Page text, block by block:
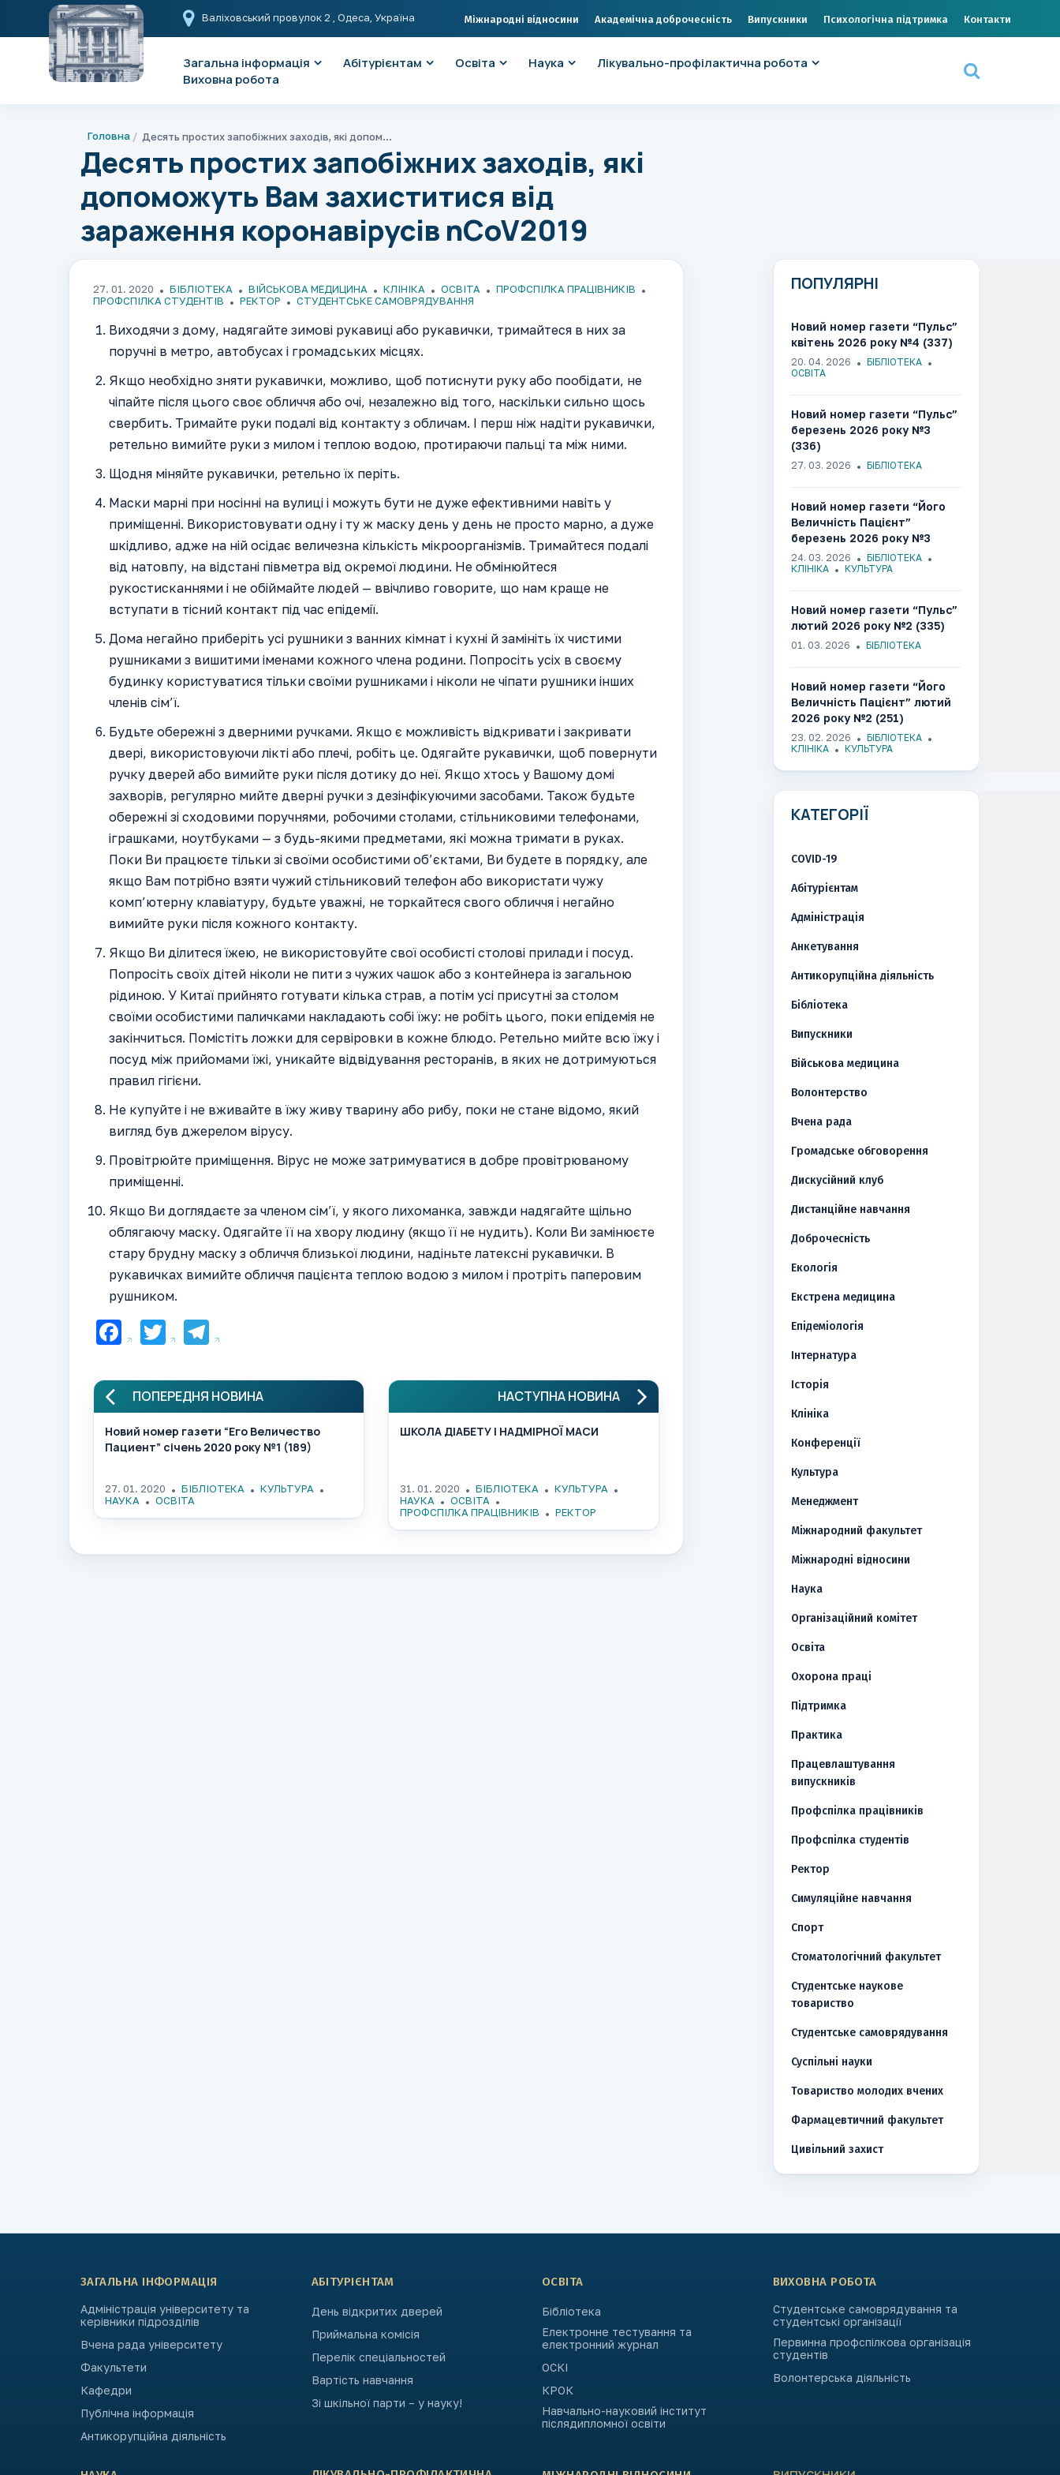
Валіховський провулок 2 , Одеса, Україна Міжнародні відносини Академічна доброчесність Випускники Психологічна підтримка Контакти
Загальна інформація Абітурієнтам Освіта Наука
Лікувально-профілактична робота
Виховна робота
Головна Десять простих запобіжних заходів, які допоможуть Вам захиститися від зараження коронавірусів nCoV2019
Десять простих запобіжних заходів, які
допоможуть Вам захиститися від
зараження коронавірусів nCoV2019
27. 01. 2020 БІБЛІОТЕКА ВІЙСЬКОВА МЕДИЦИНА КЛІНІКА ОСВІТА
ПРОФСПІЛКА ПРАЦІВНИКІВ
ПРОФСПІЛКА СТУДЕНТІВ
РЕКТОР СТУДЕНТСЬКЕ САМОВРЯДУВАННЯ
Виходячи з дому, надягайте зимові рукавиці або рукавички, тримайтеся в них за
поручні в метро, автобусах і громадських місцях.
Якщо необхідно зняти рукавички, можливо, щоб потиснути руку або пообідати, не
чіпайте після цього своє обличчя або очі, незалежно від того, наскільки сильно щось
свербить. Тримайте руки подалі від контакту з обличам. І перш ніж надіти рукавички,
ретельно вимийте руки з милом і теплою водою, протираючи пальці та між ними.
Щодня міняйте рукавички, ретельно їх періть.
Маски марні при носінні на вулиці і можуть бути не дуже ефективними навіть у
приміщенні. Використовувати одну і ту ж маску день у день не просто марно, а дуже
шкідливо, адже на ній осідає величезна кількість мікроорганізмів. Тримайтеся подалі
від натовпу, на відстані півметра від окремої людини. Не обмінюйтеся
рукостисканнями і не обіймайте людей — ввічливо говорите, що нам краще не
вступати в тісний контакт під час епідемії.
Дома негайно приберіть усі рушники з ванних кімнат і кухні й замініть їх чистими
рушниками з вишитими іменами кожного члена родини. Попросіть усіх в своєму
будинку користуватися тільки своїми рушниками і ніколи не чіпати рушники інших
членів сім’ї.
Будьте обережні з дверними ручками. Якщо є можливість відкривати і закривати
двері, використовуючи лікті або плечі, робіть це. Одягайте рукавички, щоб повернути
ручку дверей або вимийте руки після дотику до неї. Якщо хтось у Вашому домі
захворів, регулярно мийте дверні ручки з дезінфікуючими засобами. Також будьте
обережні зі сходовими поручнями, робочими столами, стільниковими телефонами,
іграшками, ноутбуками — з будь-якими предметами, які можна тримати в руках.
Поки Ви працюєте тільки зі своїми особистими об’єктами, Ви будете в порядку, але
якщо Вам потрібно взяти чужий стільниковий телефон або використати чужу
комп’ютерну клавіатуру, будьте уважні, не торкайтеся свого обличчя і негайно
вимийте руки після кожного контакту.
Якщо Ви ділитеся їжею, не використовуйте свої особисті столові прилади і посуд.
Попросіть своїх дітей ніколи не пити з чужих чашок або з контейнера із загальною
рідиною. У Китаї прийнято готувати кілька страв, а потім усі присутні за столом
своїми особистими паличками накладають собі їжу: не робіть цього, поки епідемія не
закінчиться. Помістіть ложки для сервіровки в кожне блюдо. Ретельно мийте всю їжу і
посуд між прийомами їжі, уникайте відвідування ресторанів, в яких не дотримуються
правил гігієни.
Не купуйте і не вживайте в їжу живу тварину або рибу, поки не стане відомо, який
вигляд був джерелом вірусу.
Провітрюйте приміщення. Вірус не може затримуватися в добре провітрюваному
приміщенні.
Якщо Ви доглядаєте за членом сім’ї, у якого лихоманка, завжди надягайте щільно
облягаючу маску. Одягайте її на хвору людину (якщо її не нудить). Коли Ви замінюєте
стару брудну маску з обличчя близької людини, надіньте латексні рукавички. В
рукавичках вимийте обличчя пацієнта теплою водою з милом і протріть паперовим
рушником.
Facebook
TwitterTelegram
ПОПЕРЕДНЯ НОВИНА
Новий номер газети “Его Величество
Пациент” січень 2020 року №1 (189)
27. 01. 2020 БІБЛІОТЕКА
КУЛЬТУРА
НАУКА
ОСВІТА
НАСТУПНА НОВИНА
ШКОЛА ДІАБЕТУ І НАДМІРНОЇ МАСИ
31. 01. 2020 БІБЛІОТЕКА
КУЛЬТУРА
НАУКА
ОСВІТА
ПРОФСПІЛКА ПРАЦІВНИКІВ
РЕКТОР
ПОПУЛЯРНІ
Новий номер газети “Пульс”
квітень 2026 року №4 (337)
20. 04. 2026
БІБЛІОТЕКА
ОСВІТА
Новий номер газети “Пульс”
березень 2026 року №3
(336)
27. 03. 2026 БІБЛІОТЕКА
Новий номер газети “Його
Величність Пацієнт”
березень 2026 року №3
(252)
24. 03. 2026
БІБЛІОТЕКА
КЛІНІКА
КУЛЬТУРА
Новий номер газети “Пульс”
лютий 2026 року №2 (335)
01. 03. 2026 БІБЛІОТЕКА
Новий номер газети “Його
Величність Пацієнт” лютий
2026 року №2 (251)
23. 02. 2026
БІБЛІОТЕКА
КЛІНІКА
КУЛЬТУРА
КАТЕГОРІЇ
COVID-19
Абітурієнтам
Адміністрація
Анкетування
Антикорупційна діяльність
Бібліотека
Випускники
Військова медицина
Волонтерство
Вчена рада
Громадське обговорення
Дискусійний клуб
Дистанційне навчання
Доброчесність
Екологія
Екстрена медицина
Епідеміологія
Інтернатура
Історія
Клініка
Конференції
Культура
Менеджмент
Міжнародний факультет
Міжнародні відносини
Наука
Організаційний комітет
Освіта
Охорона праці
Підтримка
Практика
Працевлаштування
випускників
Профспілка працівників
Профспілка студентів
Ректор
Симуляційне навчання
Спорт
Стоматологічний факультет
Студентське наукове
товариство
Студентське самоврядування
Суспільні науки
Товариство молодих вчених
Фармацевтичний факультет
Цивільний захист
ЗАГАЛЬНА ІНФОРМАЦІЯ
Адміністрація університету та
керівники підрозділів
Вчена рада університету
Факультети
Кафедри
Публічна інформація
Антикорупційна діяльність
АБІТУРІЄНТАМ
День відкритих дверей
Приймальна комісія
Перелік спеціальностей
Вартість навчання
Зі шкільної парти – у науку!
ОСВІТА
Бібліотека
Електронне тестування та
електронний журнал
ОСКІ
КРОК
Навчально-науковий інститут
післядипломної освіти
ВИХОВНА РОБОТА
Студентське самоврядування та
студентські організації
Первинна профспілкова організація
студентів
Волонтерська діяльність